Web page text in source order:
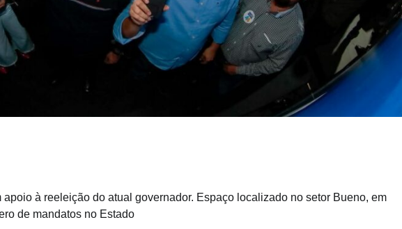
à reeleição do atual governador. Espaço localizado no setor Bueno, em
de mandatos no Estado